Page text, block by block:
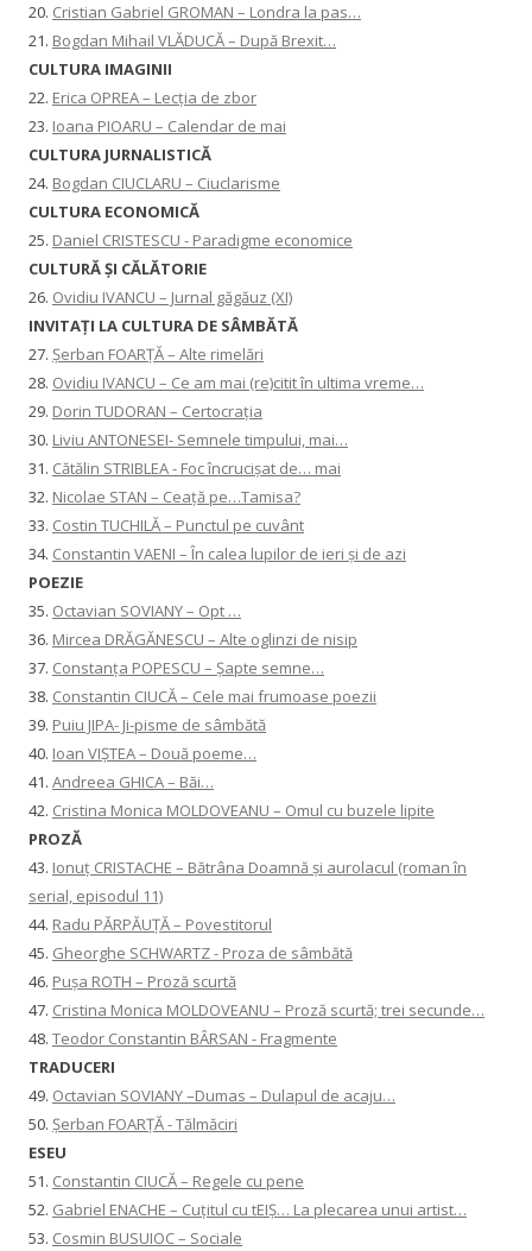
20. Cristian Gabriel GROMAN – Londra la pas…
21. Bogdan Mihail VLĂDUCĂ – După Brexit…
CULTURA IMAGINII
22. Erica OPREA – Lecția de zbor
23. Ioana PIOARU – Calendar de mai
CULTURA JURNALISTICĂ
24. Bogdan CIUCLARU – Ciuclarisme
CULTURA ECONOMICĂ
25. Daniel CRISTESCU - Paradigme economice
CULTURĂ ȘI CĂLĂTORIE
26. Ovidiu IVANCU – Jurnal găgăuz (XI)
INVITAŢI LA CULTURA DE SÂMBĂTĂ
27. Șerban FOARȚĂ – Alte rimelări
28. Ovidiu IVANCU – Ce am mai (re)citit în ultima vreme…
29. Dorin TUDORAN – Certocrația
30. Liviu ANTONESEI- Semnele timpului, mai…
31. Cătălin STRIBLEA - Foc încrucișat de… mai
32. Nicolae STAN – Ceață pe…Tamisa?
33. Costin TUCHILĂ – Punctul pe cuvânt
34. Constantin VAENI – În calea lupilor de ieri și de azi
POEZIE
35. Octavian SOVIANY – Opt …
36. Mircea DRĂGĂNESCU – Alte oglinzi de nisip
37. Constanţa POPESCU – Șapte semne…
38. Constantin CIUCĂ – Cele mai frumoase poezii
39. Puiu JIPA- Ji-pisme de sâmbătă
40. Ioan VIȘTEA – Două poeme…
41. Andreea GHICA – Băi…
42. Cristina Monica MOLDOVEANU – Omul cu buzele lipite
PROZĂ
43. Ionuţ CRISTACHE – Bătrâna Doamnă și aurolacul (roman în
serial, episodul 11)
44. Radu PĂRPĂUȚĂ – Povestitorul
45. Gheorghe SCHWARTZ - Proza de sâmbătă
46. Pușa ROTH – Proză scurtă
47. Cristina Monica MOLDOVEANU – Proză scurtă; trei secunde…
48. Teodor Constantin BÂRSAN - Fragmente
TRADUCERI
49. Octavian SOVIANY –Dumas – Dulapul de acaju…
50. Șerban FOARȚĂ - Tălmăciri
ESEU
51. Constantin CIUCĂ – Regele cu pene
52. Gabriel ENACHE – Cuțitul cu tEIȘ… La plecarea unui artist…
53. Cosmin BUSUIOC – Sociale